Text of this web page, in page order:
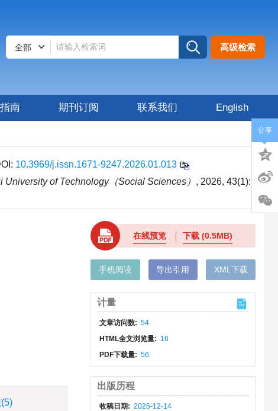
高级检索
南 期刊订阅 联系我们 English
10.3969/j.issn.1671-9247.2026.01.013
University of Technology（Social Sciences） , 2026, 43(1):
(5)
在线预览 下载(0.5MB)
手机阅读 导出引用 XML下载
计量
文章访问数: 54
HTML全文浏览量: 16
PDF下载量: 56
出版历程
收稿日期: 2025-12-14
分享